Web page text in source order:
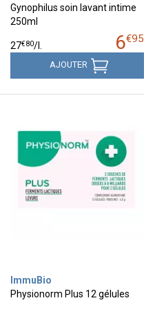
Gynophilus soin lavant intime
250ml
6€95
27€80/l.
AJOUTER
ImmuBio
Physionorm Plus 12 gélules